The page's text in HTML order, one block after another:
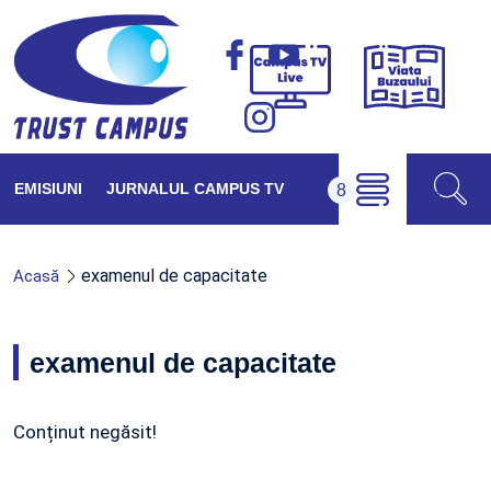
Campus
Viața
EMISIUNI JURNALUL CAMPUS TV
Acasă examenul de capacitate
examenul de capacitate
Conținut negăsit!